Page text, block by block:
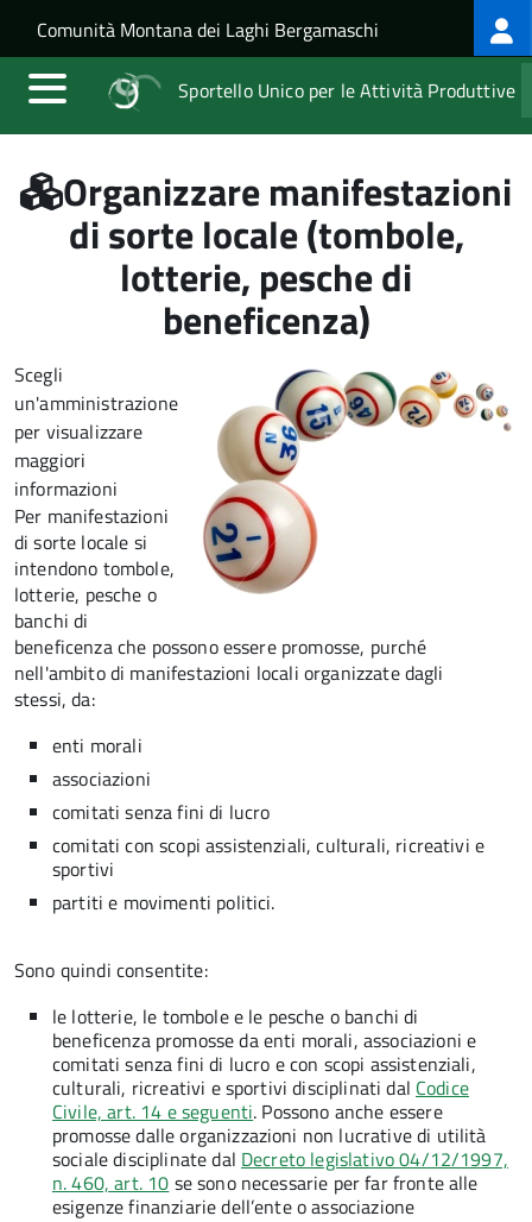
Salta al contenuto principale
Skip to site navigation
Comunità Montana dei Laghi Bergamaschi
Sportello Unico per le Attività Produttive
Organizzare manifestazioni
di sorte locale (tombole,
lotterie, pesche di
beneficenza)
Scegli
un'amministrazione
per visualizzare
maggiori
informazioni
Per manifestazioni
di sorte locale si
intendono tombole,
lotterie, pesche o
banchi di
beneficenza che possono essere promosse, purché
nell'ambito di manifestazioni locali organizzate dagli
stessi, da:
enti morali
associazioni
comitati senza fini di lucro
comitati con scopi assistenziali, culturali, ricreativi e
sportivi
partiti e movimenti politici.
Sono quindi consentite:
le lotterie, le tombole e le pesche o banchi di
beneficenza promosse da enti morali, associazioni e
comitati senza fini di lucro e con scopi assistenziali,
culturali, ricreativi e sportivi disciplinati dal Codice
Civile, art. 14 e seguenti. Possono anche essere
promosse dalle organizzazioni non lucrative di utilità
sociale disciplinate dal Decreto legislativo 04/12/1997,
n. 460, art. 10 se sono necessarie per far fronte alle
esigenze finanziarie dell’ente o associazione